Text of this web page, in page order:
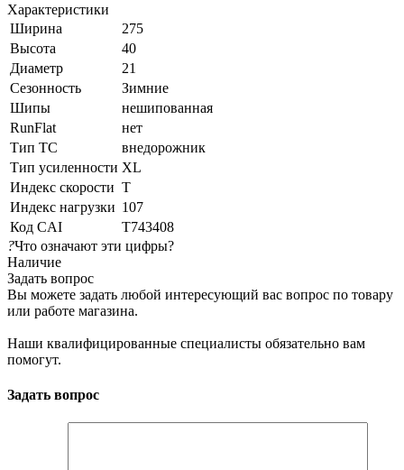
Характеристики
Ширина
275
Высота
40
Диаметр
21
Сезонность
Зимние
Шипы
нешипованная
RunFlat
нет
Тип ТС
внедорожник
Тип усиленности XL
Индекс скорости T
Индекс нагрузки 107
Код CAI
T743408
?Что означают эти цифры?
Наличие
Задать вопрос
Вы можете задать любой интересующий вас вопрос по товару
или работе магазина.
Наши квалифицированные специалисты обязательно вам
помогут.
Задать вопрос